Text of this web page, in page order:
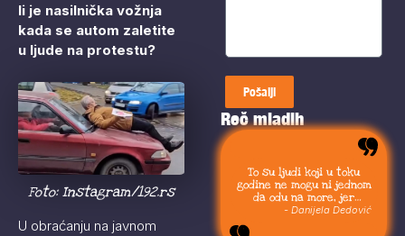
li je nasilnička vožnja
kada se autom zaletite
u ljude na protestu?
Foto: Instagram/192.rs
U obraćanju na javnom
Pošalji
Reč mladih
To su ljudi koji u toku
godine ne mogu ni jednom
da odu na more, jer
moraju da budu uvek sa
- Danijela Dedović